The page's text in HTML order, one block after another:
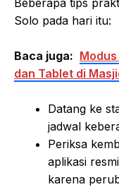
Solo pada hari itu:
Baca juga:
dan Tablet di
Datang ke
jadwal
Periksa
aplikasi
karena